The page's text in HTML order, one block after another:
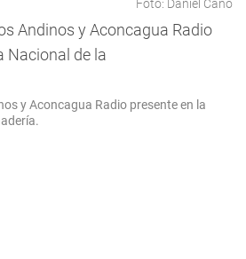
Foto: Daniel Cano
y Aconcagua Radio presente en la